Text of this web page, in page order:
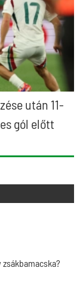
után 11-
gól előtt